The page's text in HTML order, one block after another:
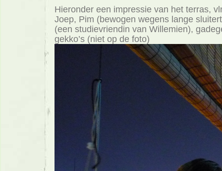
Hieronder een impressie van het terras,
Joep, Pim (bewogen wegens lange
(een studievriendin van Willemien),
gekko’s (niet op de foto)